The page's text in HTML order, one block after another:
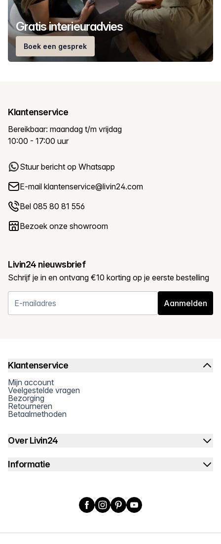
Gratis interieuradvies
Boek een gesprek
Klantenservice
Bereikbaar: maandag t/m vrijdag
10:00 - 17:00 uur
Stuur bericht op Whatsapp
E-mail klantenservice@livin24.com
Bel 085 80 81 556
Bezoek onze showroom
Livin24 nieuwsbrief
Schrijf je in en ontvang €10 korting op je eerste bestelling
Aanmelden
Klantenservice
Mijn account
Veelgestelde vragen
Bezorging
Retourneren
Betaalmethoden
Over Livin24
Informatie
Facebook
Instagram
PinterestYouTube